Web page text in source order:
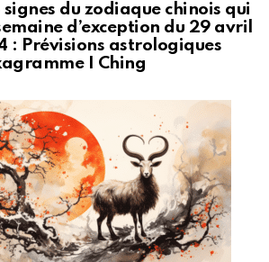
signes du zodiaque chinois qui
d’exception du 29 avril
: Prévisions astrologiques
I Ching